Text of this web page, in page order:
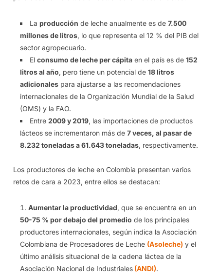
La producción de leche anualmente es de 7.500
millones de litros, lo que representa el 12 % del PIB del
sector agropecuario.
El consumo de leche per cápitaen el país es de 152
litros al año, pero tiene un potencial de 18 litros
adicionalespara ajustarse a las recomendaciones
internacionales de la Organización Mundial de la Salud
(OMS) y la FAO.
Entre 2009 y 2019, las importaciones de productos
lácteos se incrementaron más de 7 veces, al pasar de
8.232 toneladas a 61.643 toneladas, respectivamente.
Los productores de leche en Colombia presentan varios
retos de cara a 2023, entre ellos se destacan:
Aumentar la productividad, que se encuentra en un
50-75 % por debajo del promedio de los principales
productores internacionales, según indica la Asociación
Colombiana de Procesadores de Leche (Asoleche) y el
último análisis situacional de la cadena láctea de la
Asociación Nacional de Industriales(ANDI).